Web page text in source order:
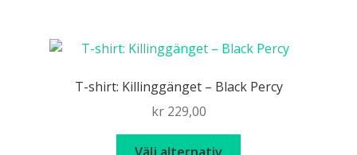
T-shirt: Killinggänget – Black Percy
kr229,00